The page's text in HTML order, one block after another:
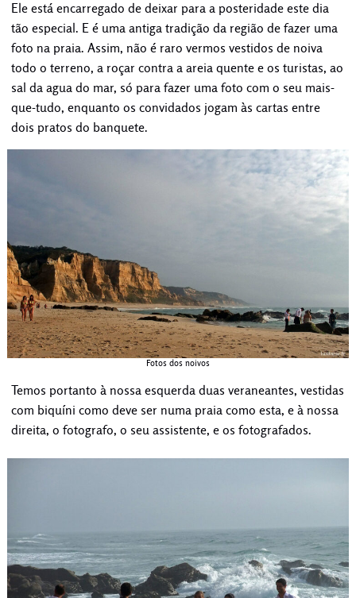
Ele está encarregado de deixar para a posteridade este dia
tão especial. E é uma antiga tradição da região de fazer uma
foto na praia. Assim, não é raro vermos vestidos de noiva
todo o terreno, a roçar contra a areia quente e os turistas, ao
sal da agua do mar, só para fazer uma foto com o seu mais-
que-tudo, enquanto os convidados jogam às cartas entre
dois pratos do banquete.
Fotos dos noivos
Temos portanto à nossa esquerda duas veraneantes, vestidas
com biquíni como deve ser numa praia como esta, e à nossa
direita, o fotografo, o seu assistente, e os fotografados.